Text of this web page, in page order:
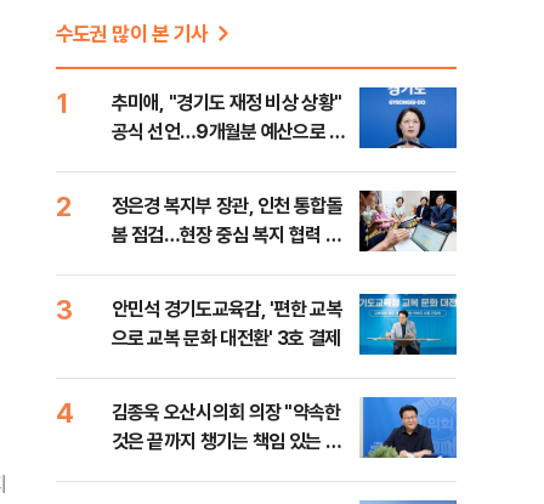
수도권 많이 본 기사
1
추미애, "경기도 재정 비상 상황"
공식 선언…9개월분 예산으로 민
2
정은경 복지부 장관, 인천 통합돌
봄 점검…현장 중심 복지 협력 강
3
안민석 경기도교육감, '편한 교복
으로 교복 문화 대전환' 3호 결제
4
김종욱 오산시의회 의장 "약속한
것은 끝까지 챙기는 책임 있는 의